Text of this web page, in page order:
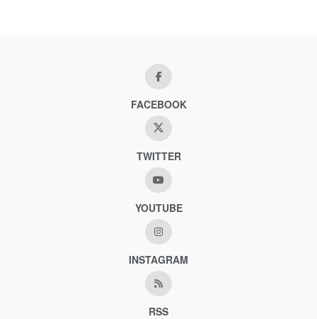
FACEBOOK
TWITTER
YOUTUBE
INSTAGRAM
RSS